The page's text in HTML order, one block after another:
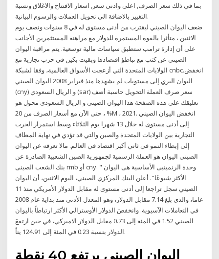
بما في ذلك سعر الصرف, اعلى وادنى سعر, اسعار الافتتاح والاغلاق ونسبة
التغيير بالاضافة الى تحويل العملات والرسوم البيانية.
ضعف اليوان الصيني ليقترب من أدنى مستوى له في 8 سنوات ونصف يوم
الاثنين ، متأثرا بالقوة المستمرة للدولار مع مراهنة المستثمرين الأجانب
على أن إدارة ترامب ستطبق سياسات مالية توسعية. يتم مراقبة اليوان
الصيني عن كثب مع تباطؤ اقتصادها وبقيت بكين في حرب تجارية مع
الولايات المتحدة التي أزعجت الأسواق العالمية، وفقا لشبكة cnbc.انخفض
اليوان البري إلى مستويات لم يشهدها منذ فبراير 2008 اليوان الصيني
(cny) و الريال السعودي (sar) سعر صرف العملة التحويل حاسبة أضف
تعليقك على هذه الصفحة هذا اليوان الصيني و الريال السعودي محول هو
حتى الآن مع أسعار الصرف من 20 ، %M ، 2021. انخفض اليوان الصيني
إلى أدنى مستوى له خلال 13 شهرا يوم الثلاثاء وسط استمرار الحرب
التجارية بين الولايات المتحدة والصين والتي قد تؤدي في نهاية المطاف
إلى إبطاء النمو في ثاني أكبر اقتصاد في العالم. مالا تعرفه عن اليوان
الصيني اليوان هو العملة الرسمية لجمهورية الصين الشعبية الصادرة عن
بنك الشعب الصينى rmb أو cny. وحدة الرنمينبى الأساسية هى اليوان "
الأكثر شيوعًا". أعلن البنك المركزي الصيني، اليوم الاثنين، أن اليوان
الصيني سجل تراجعا إلى أدنى مستوى له مقابل الدولار الأمريكي منذ 11
عاما، والذي بلغ 7.14 مقابل الدولار، وهو المعدل الأدنى منذ بداية عام 2008
في التعاملات الآسيوية. وانخفضَ الدولار الأوسترالي الأكثر ارتباطاً باليوان
الصيني 1.52 في المئة إلى 0.73 مقابل الدولار الاميركي، في حين ارتفعَ
الدولار بنسبة 0.23 في المئة إلى 124.91 يناً.
اليوان الصيني يرتفع 40 نقطة